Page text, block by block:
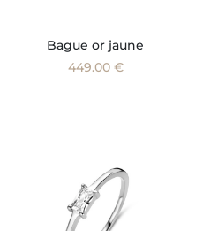
Bague or jaune
449.00 €